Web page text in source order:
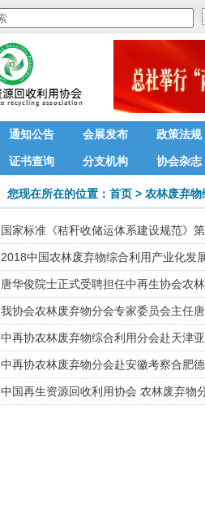
通知公告 会展发布 政策法规
证书查询 分支机构 协会杂志
您现在所在的位置： 首页 > 农林废弃物
国家标准《秸秆收储运体系建设规范》
2018中国农林废弃物综合利用产业化发
唐华俊院士正式受聘担任中再生协会农
我协会农林废弃物分会专家委员会主任
中再协农林废弃物综合利用分会赴天津
中再协农林废弃物分会赴安徽考察合肥
中国再生资源回收利用协会 农林废弃物